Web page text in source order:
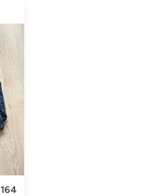
164